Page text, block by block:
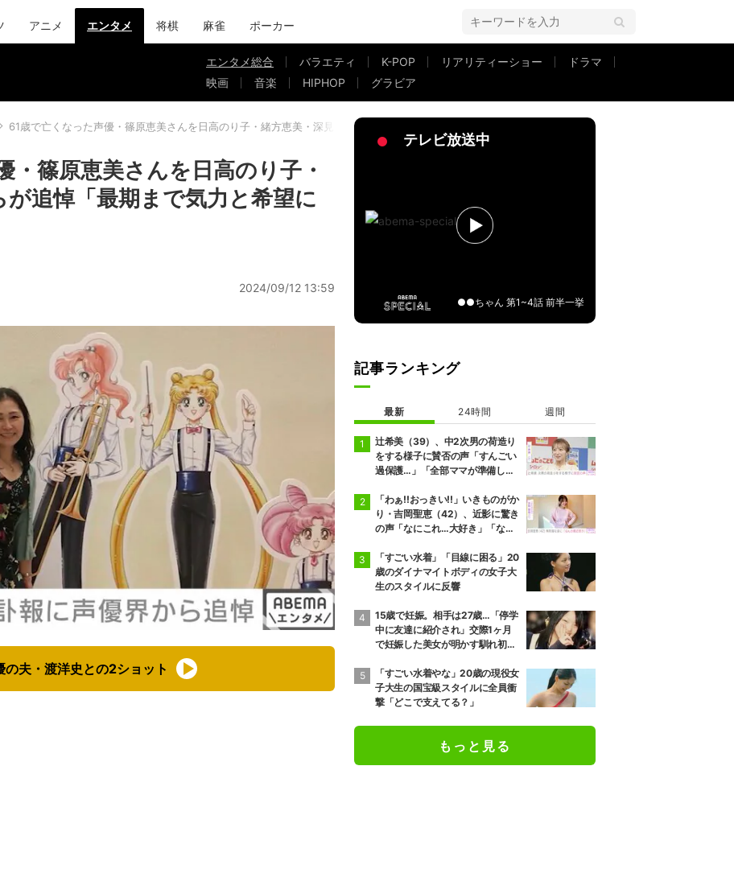
アニメ エンタメ 将棋 麻雀 ポーカー
エンタメ総合 バラエティ K-POP リアリティーショー
ドラマ
映画
音楽 HIPHOP グラビア
61歳で亡くなった声優・篠原恵美さんを日高のり子・緒方恵美・深見梨加らが追悼「最期まで気力と希望に満ちてました」
・篠原恵美さんを日高のり子・
追悼「最期まで気力と希望に
2024/09/12 13:59
の夫・渡洋史との2ショット
テレビ放送中
●●ちゃん 第1~4話 前半一挙
記事ランキング
最新 24時間 週間
辻希美（39）、中2次男の荷造り
をする様子に賛否の声「すんごい
過保護…」「全部ママが準備して
「わぁ!!おっきい!!」いきものがか
り・吉岡聖恵（42）、近影に驚き
の声「なにこれ…大好き」「なん
「すごい水着」「目線に困る」20
歳のダイナマイトボディの女子大
生のスタイルに反響
15歳で妊娠。相手は27歳…「停学
中に友達に紹介され」交際1ヶ月
で妊娠した美女が明かす馴れ初め
絶句
「すごい水着やな」20歳の現役女
子大生の国宝級スタイルに全員衝
撃「どこで支えてる？」
もっと見る